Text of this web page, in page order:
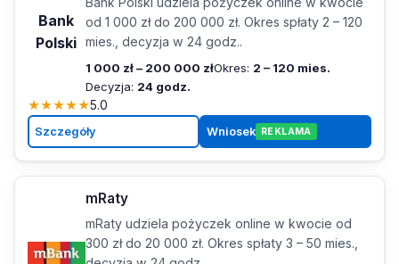
Bank
Polski
od 1 000 zł do 200 000 zł. Okres spłaty 2 – 120
mies., decyzja w 24 godz..
1 000 zł – 200 000 złOkres: 2 – 120 mies.
Decyzja: 24 godz.
★★★★★5.0
Szczegóły Wniosek REKLAMA
mRaty
mRaty udziela pożyczek online w kwocie od
300 zł do 20 000 zł. Okres spłaty 3 – 50 mies.,